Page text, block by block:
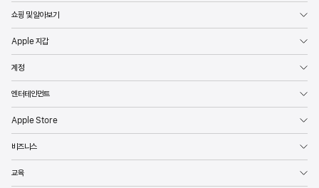
쇼핑 및 알아보기
Apple 지갑
계정
엔터테인먼트
Apple Store
비즈니스
교육